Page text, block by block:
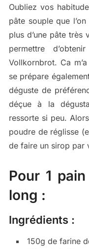
Oubliez vos
pâte souple que
plus d’une pâte très
permettre
Vollkornbrot. Ca
se prépare
déguste de
déçue à la
ressorte si peu.
poudre de réglisse
de faire un sirop par
Pour 1
long :
Ingrédients :
150g de farine